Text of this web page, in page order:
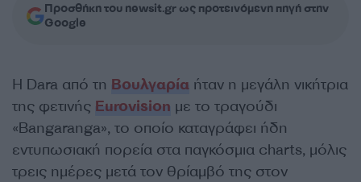
Προσθήκη του newsit.gr ως προτεινόμενη πηγή στην
Google
Η Dara από τη Βουλγαρία ήταν η μεγάλη νικήτρια
της φετινής Eurovision με το τραγούδι
«Bangaranga», το οποίο καταγράφει ήδη
εντυπωσιακή πορεία στα παγκόσμια charts, μόλις
τρεις ημέρες μετά τον θρίαμβό της στον